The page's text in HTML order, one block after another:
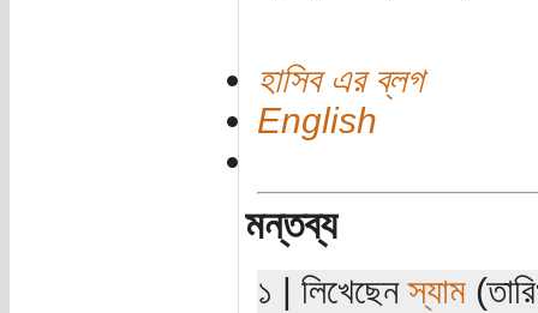
হাসিব এর ব্লগ
English
মন্তব্য
১ | লিখেছেনস্যাম